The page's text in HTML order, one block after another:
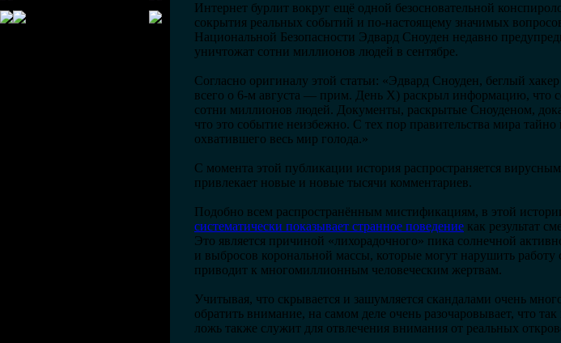
Интернет бурлит вокруг ещё одной безосновательной
сокрытия реальных событий и по-настоящему значимых
Национальной Безопасности Эдвард Сноуден недавно
уничтожат сотни миллионов людей в сентябре.
Согласно оригиналу этой статьи: «Эдвард Сноуден, беглый
всего о 6-м августа — прим. День X) раскрыл информацию, что
сотни миллионов людей. Документы, раскрытые Сноуденом,
что это событие неизбежно. С тех пор правительства мира
охватившего весь мир голода.»
С момента этой публикации история распространяется
привлекает новые и новые тысячи комментариев.
Подобно всем распространённым мистификациям, в этой
систематически показывает странное поведение как результат
Это является причиной «лихорадочного» пика солнечной
и выбросов корональной массы, которые могут нарушить работу
приводит к многомиллионным человеческим жертвам.
Учитывая, что скрывается и зашумляется скандалами очень
обратить внимание, на самом деле очень разочаровывает, что
ложь также служит для отвлечения внимания от реальных